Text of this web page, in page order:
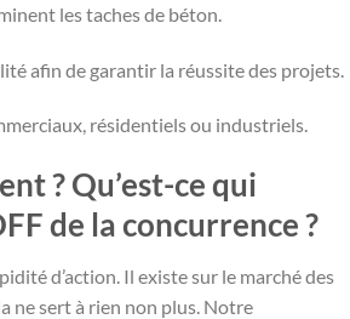
les taches de béton.
afin de garantir la réussite des projets.
résidentiels ou industriels.
? Qu’est-ce qui
de la concurrence ?
d’action. Il existe sur le marché des
ne sert à rien non plus. Notre